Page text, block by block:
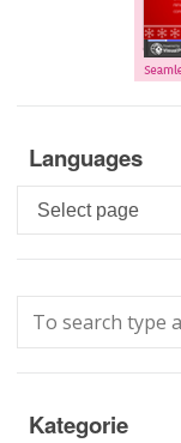
Languages
Languages
Kategorie